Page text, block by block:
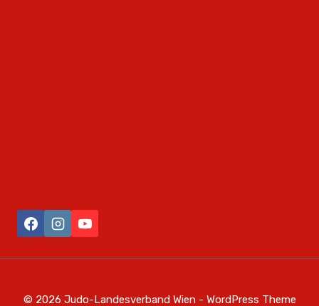
© 2026 Judo-Landesverband Wien - WordPress Theme